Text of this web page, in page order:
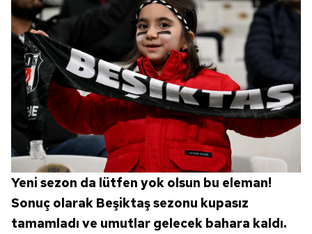
Yeni sezon da lütfen yok olsun bu eleman!
Sonuç olarak Beşiktaş sezonu kupasız
tamamladı ve umutlar gelecek bahara kaldı.